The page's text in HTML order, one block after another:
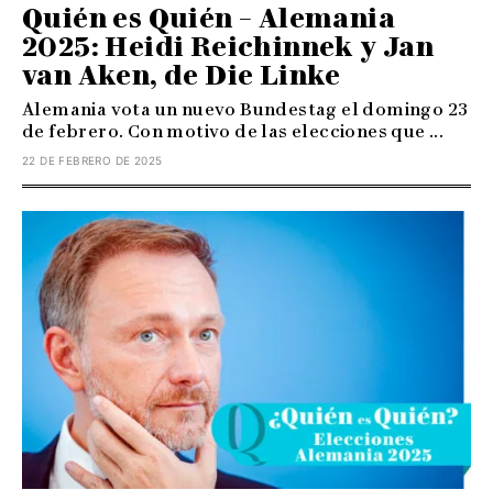
Quién es Quién – Alemania
2025: Heidi Reichinnek y Jan
van Aken, de Die Linke
Alemania vota un nuevo Bundestag el domingo 23
de febrero. Con motivo de las elecciones que ...
22 DE FEBRERO DE 2025